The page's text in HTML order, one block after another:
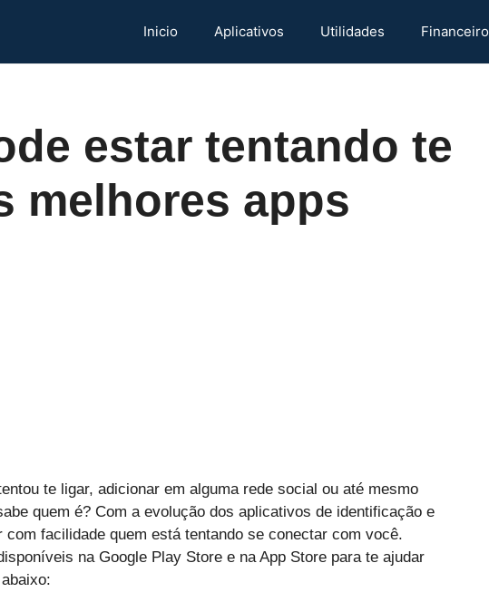
Inicio Aplicativos Utilidades Financeiro
estar tentando te
melhores apps
te ligar, adicionar em alguma rede social ou até mesmo
quem é? Com a evolução dos aplicativos de identificação e
facilidade quem está tentando se conectar com você.
na Google Play Store e na App Store para te ajudar